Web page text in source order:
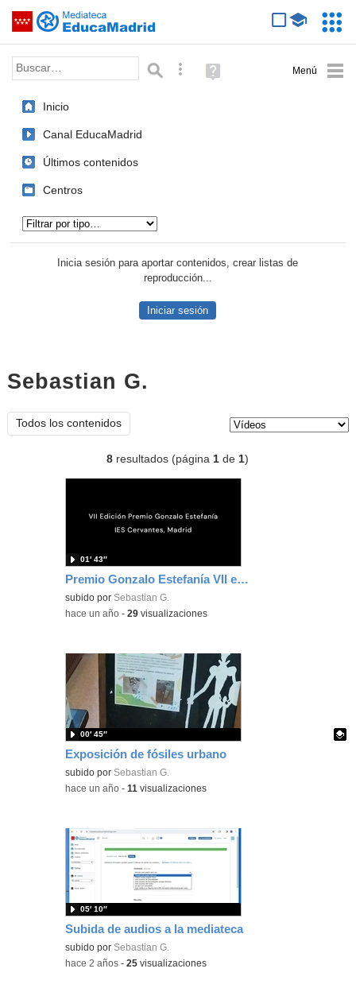
Saltar navegación
Palabra o frase: Búsqueda avanzada
Ayuda
(en
Inicio
Canal EducaMadrid
Últimos contenidos
Centros
Inicia sesión para aportar contenidos, crear listas de
reproducción...
Iniciar sesión
Sebastian G.
Todos los contenidos
8 resultados (página1 de1)
Premio Gonzalo Estefanía VII edición
subido por Sebastian G.
01′ 43″
-hace un año -29 visualizaciones
Exposición de fósiles urbano
Contenido educativo.
subido por Sebastian G.
00′ 45″
-hace un año -11 visualizaciones
Subida de audios a la mediateca
subido por Sebastian G.
05′ 10″
-hace 2 años -25 visualizaciones